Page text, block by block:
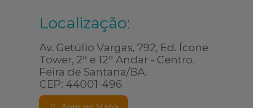
Localização:
Av. Getúlio Vargas, 792, Ed. Ícone
Tower, 2º e 12º Andar - Centro.
Feira de Santana/BA.
CEP: 44001-496